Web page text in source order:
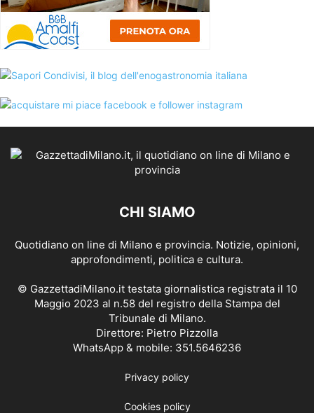
CHI SIAMO
Quotidiano on line di Milano e provincia. Notizie, opinioni,
approfondimenti, politica e cultura.
© GazzettadiMilano.it testata giornalistica registrata il 10
Maggio 2023 al n.58 del registro della Stampa del
Tribunale di Milano.
Direttore: Pietro Pizzolla
WhatsApp & mobile: 351.5646236
Privacy policy
Cookies policy